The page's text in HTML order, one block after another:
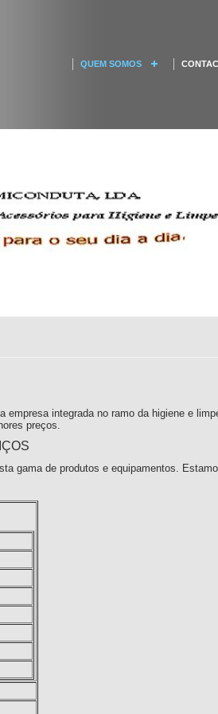
QUEM SOMOS
empresa integrada no ramo da higiene e
preços.
gama de produtos e equipamentos.